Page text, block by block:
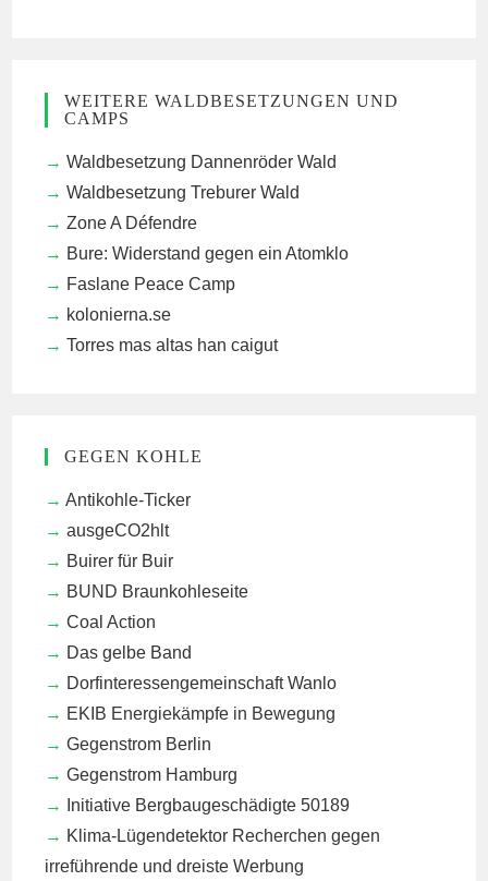
WEITERE WALDBESETZUNGEN UND
CAMPS
Waldbesetzung Dannenröder Wald
Waldbesetzung Treburer Wald
Zone A Défendre
Bure: Widerstand gegen ein Atomklo
Faslane Peace Camp
kolonierna.se
Torres mas altas han caigut
GEGEN KOHLE
Antikohle-Ticker
ausgeCO2hlt
Buirer für Buir
BUND Braunkohleseite
Coal Action
Das gelbe Band
Dorfinteressengemeinschaft Wanlo
EKIB Energiekämpfe in Bewegung
Gegenstrom Berlin
Gegenstrom Hamburg
Initiative Bergbaugeschädigte 50189
Klima-Lügendetektor Recherchen gegen
irreführende und dreiste Werbung